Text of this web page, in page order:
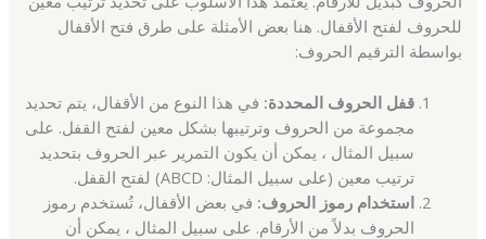
للحروف لفتح الأقفال. هنا بعض الأمثلة على طرق فتح الأقفال
بواسطة الترقيم الحروف:
قفل الحروف المحددة: في هذا النوع من الأقفال، يتم تحديد
مجموعة من الحروف وترتيبها بشكل معين لفتح القفل. على
سبيل المثال ، يمكن أن يكون التمرير عبر الحروف بتحديد
ترتيب معين (على سبيل المثال: ABCD) لفتح القفل.
استخدام رموز الحروف: في بعض الأقفال، تُستخدم رموز
الحروف بدلاً من الأرقام. على سبيل المثال ، يمكن أن